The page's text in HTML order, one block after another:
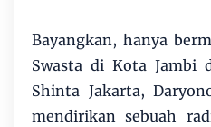
Bayangkan, hanya
Swasta di Kota Jambi
Shinta Jakarta,
mendirikan sebuah